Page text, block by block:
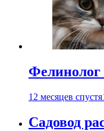
Фелинолог
12 месяцев спустя
Садовод